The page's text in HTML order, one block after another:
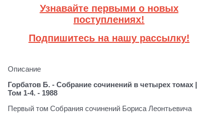
Узнавайте первыми о новых
поступлениях!
Подпишитесь на нашу рассылку!
Описание
Горбатов Б. - Собрание сочинений в четырех томах |
Том 1-4. - 1988
Первый том Собрания сочинений Бориса Леонтьевича